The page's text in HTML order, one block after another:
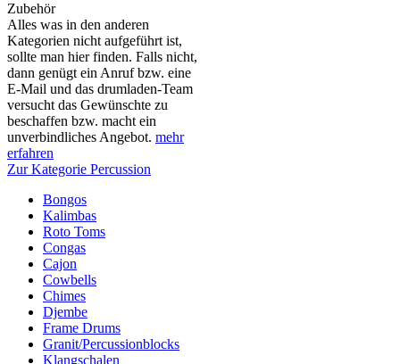
Zubehör
Alles was in den anderen
Kategorien nicht aufgeführt ist,
sollte man hier finden. Falls nicht,
dann genügt ein Anruf bzw. eine
E-Mail und das drumladen-Team
versucht das Gewünschte zu
beschaffen bzw. macht ein
unverbindliches Angebot. mehr
erfahren
Zur Kategorie Percussion
Bongos
Kalimbas
Roto Toms
Congas
Cajon
Cowbells
Chimes
Djembe
Frame Drums
Granit/Percussionblocks
Klangschalen